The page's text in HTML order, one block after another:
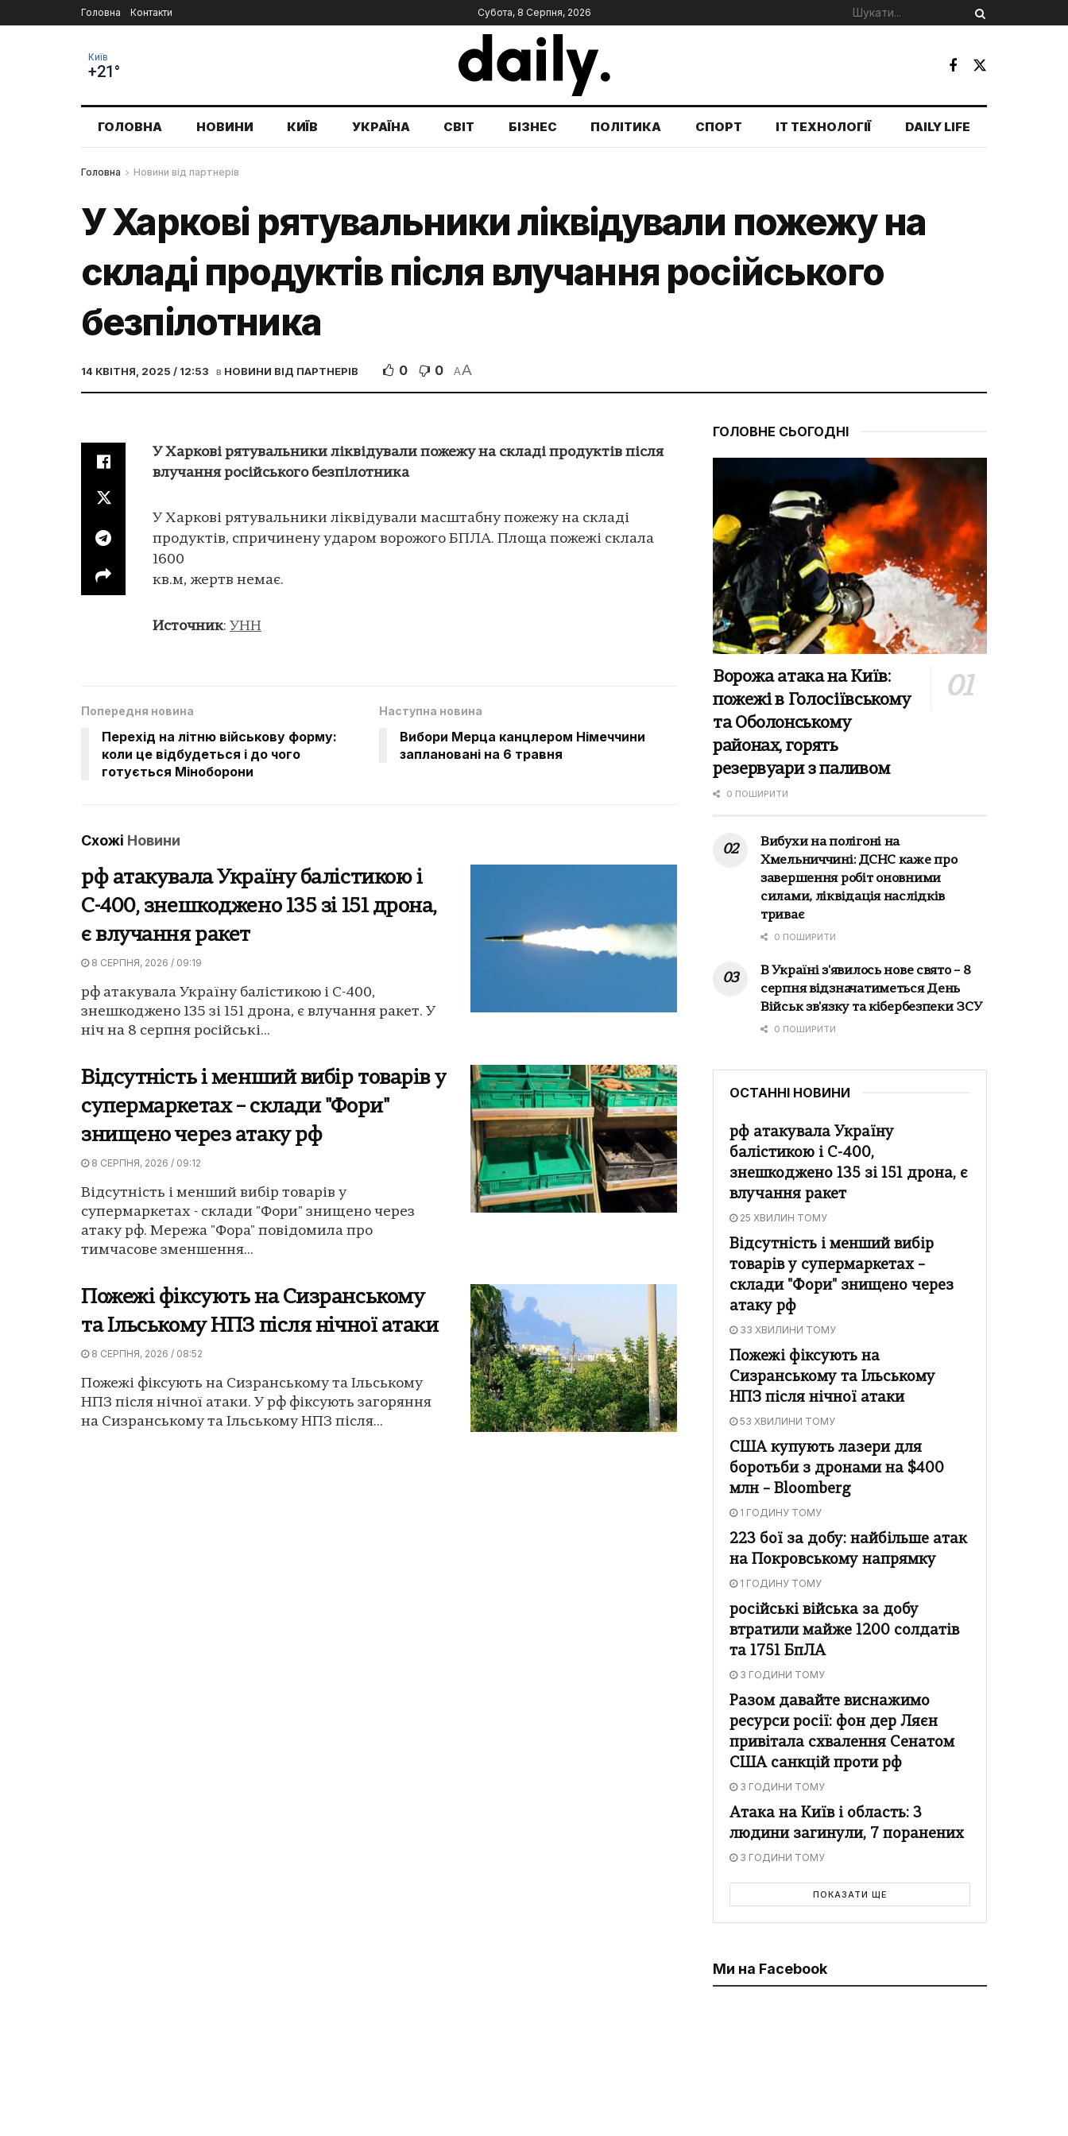
Головна Контакти Субота, 8 Серпня, 2026
Київ
+21°
ГОЛОВНА НОВИНИ КИЇВ УКРАЇНА СВІТ БІЗНЕС ПОЛІТИКА СПОРТ IT ТЕХНОЛОГІЇ DAILY LIFE
Головна Новини від партнерів
У Харкові рятувальники ліквідували пожежу на
складі продуктів після влучання російського
безпілотника
14 КВІТНЯ, 2025 / 12:53 в НОВИНИ ВІД ПАРТНЕРІВ 0 0 AA
У Харкові рятувальники ліквідували пожежу на складі продуктів після
влучання російського безпілотника
У Харкові рятувальники ліквідували масштабну пожежу на складі
продуктів, спричинену ударом ворожого БПЛА. Площа пожежі склала
1600
кв.м, жертв немає.
Источник: УНН
Попередня новина
Перехід на літню військову форму:
коли це відбудеться і до чого
готується Міноборони
Наступна новина
Вибори Мерца канцлером Німеччини
заплановані на 6 травня
Схожі Новини
рф атакувала Україну балістикою і
С-400, знешкоджено 135 зі 151 дрона,
є влучання ракет
8 СЕРПНЯ, 2026 / 09:19
рф атакувала Україну балістикою і С-400,
знешкоджено 135 зі 151 дрона, є влучання ракет. У
ніч на 8 серпня російські...
Відсутність і менший вибір товарів у
супермаркетах – склади "Фори"
знищено через атаку рф
8 СЕРПНЯ, 2026 / 09:12
Відсутність і менший вибір товарів у
супермаркетах - склади "Фори" знищено через
атаку рф. Мережа "Фора" повідомила про
тимчасове зменшення...
Пожежі фіксують на Сизранському
та Ільському НПЗ після нічної атаки
8 СЕРПНЯ, 2026 / 08:52
Пожежі фіксують на Сизранському та Ільському
НПЗ після нічної атаки. У рф фіксують загоряння
на Сизранському та Ільському НПЗ після...
ГОЛОВНЕ СЬОГОДНІ
Ворожа атака на Київ:
пожежі в Голосіївському
та Оболонському
районах, горять
резервуари з паливом
0 ПОШИРИТИ
Вибухи на полігоні на
Хмельниччині: ДСНС каже про
завершення робіт оновними
силами, ліквідація наслідків
триває
0 ПОШИРИТИ
В Україні з'явилось нове свято – 8
серпня відзначатиметься День
Військ зв'язку та кібербезпеки ЗСУ
0 ПОШИРИТИ
ОСТАННІ НОВИНИ
рф атакувала Україну
балістикою і С-400,
знешкоджено 135 зі 151 дрона, є
влучання ракет
25 ХВИЛИН ТОМУ
Відсутність і менший вибір
товарів у супермаркетах –
склади "Фори" знищено через
атаку рф
33 ХВИЛИНИ ТОМУ
Пожежі фіксують на
Сизранському та Ільському
НПЗ після нічної атаки
53 ХВИЛИНИ ТОМУ
США купують лазери для
боротьби з дронами на $400
млн – Bloomberg
1 ГОДИНУ ТОМУ
223 бої за добу: найбільше атак
на Покровському напрямку
1 ГОДИНУ ТОМУ
російські війська за добу
втратили майже 1200 солдатів
та 1751 БпЛА
3 ГОДИНИ ТОМУ
Разом давайте виснажимо
ресурси росії: фон дер Ляєн
привітала схвалення Сенатом
США санкцій проти рф
3 ГОДИНИ ТОМУ
Атака на Київ і область: 3
людини загинули, 7 поранених
3 ГОДИНИ ТОМУ
ПОКАЗАТИ ЩЕ
Ми на Facebook